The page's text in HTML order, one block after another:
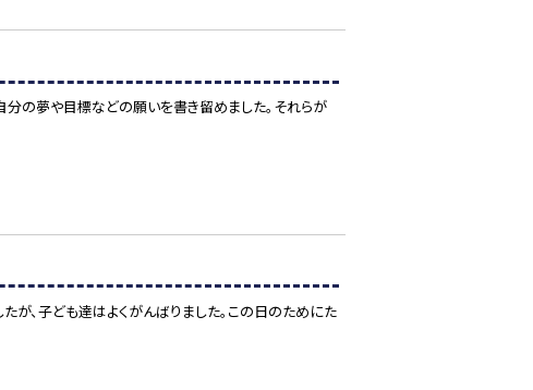
の夢や目標などの願いを書き留めました。それらが
が、子ども達はよくがんばりました。この日のためにた